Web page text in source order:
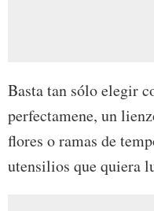
Basta tan sólo elegir
perfectamene, un
flores o ramas de
utensilios que quiera